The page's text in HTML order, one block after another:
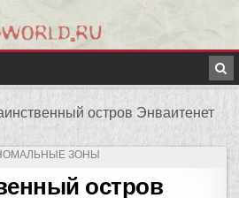
остров Энваитенет
ЗОНЫ
остров